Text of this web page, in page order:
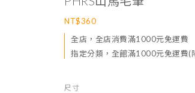
NT$360
全店，全店消費滿1000元免運費
指定分類，全館滿1000元免運費(
尺寸